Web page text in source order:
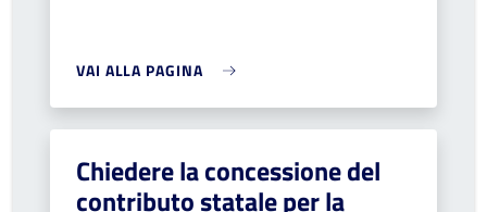
VAI ALLA PAGINA
Chiedere la concessione del
contributo statale per la